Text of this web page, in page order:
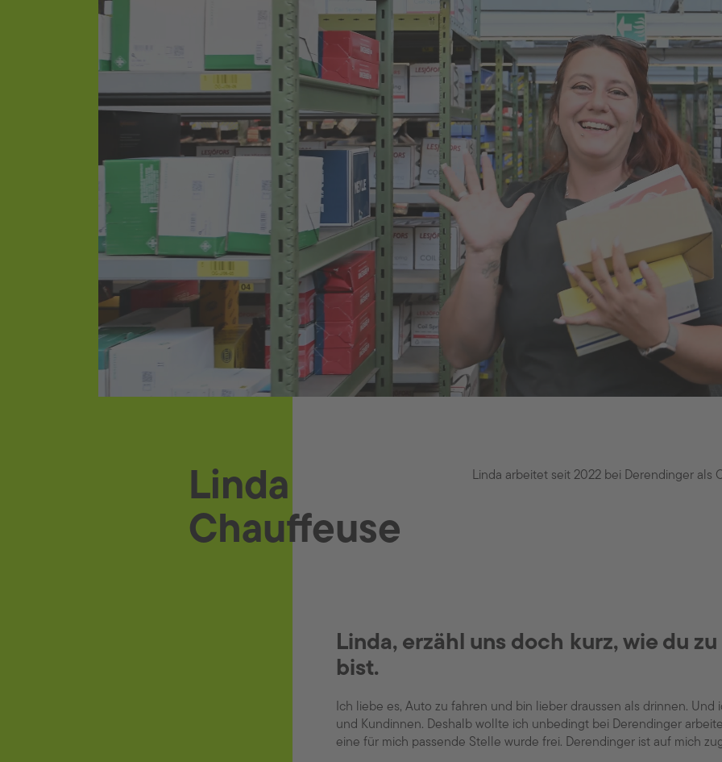
Linda
Chauffeuse
Linda arbeitet seit 2022 bei Derendinger als
Linda, erzähl uns doch kurz, wie du
bist.
Ich liebe es, Auto zu fahren und bin lieber draussen als drinnen.
und Kundinnen. Deshalb wollte ich unbedingt bei Derendinger
eine für mich passende Stelle wurde frei. Derendinger ist auf mich